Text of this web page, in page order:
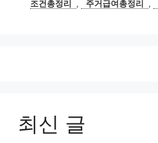
조건총정리
, 주거급여총정리 ,
최신 글